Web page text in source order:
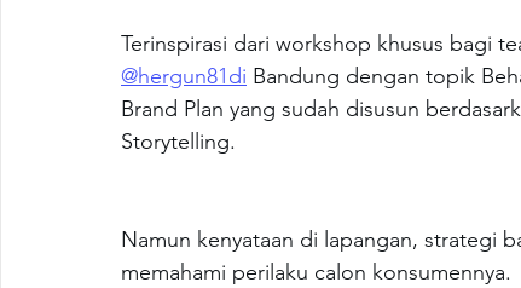
Terinspirasi dari workshop khusus bagi
@hergun81di Bandung dengan topik
Brand Plan yang sudah disusun
Storytelling.
Namun kenyataan di lapangan, strategi
memahami perilaku calon konsumennya.